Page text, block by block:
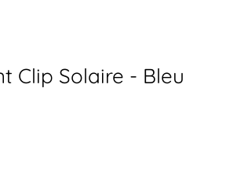
Clip Solaire - Bleu